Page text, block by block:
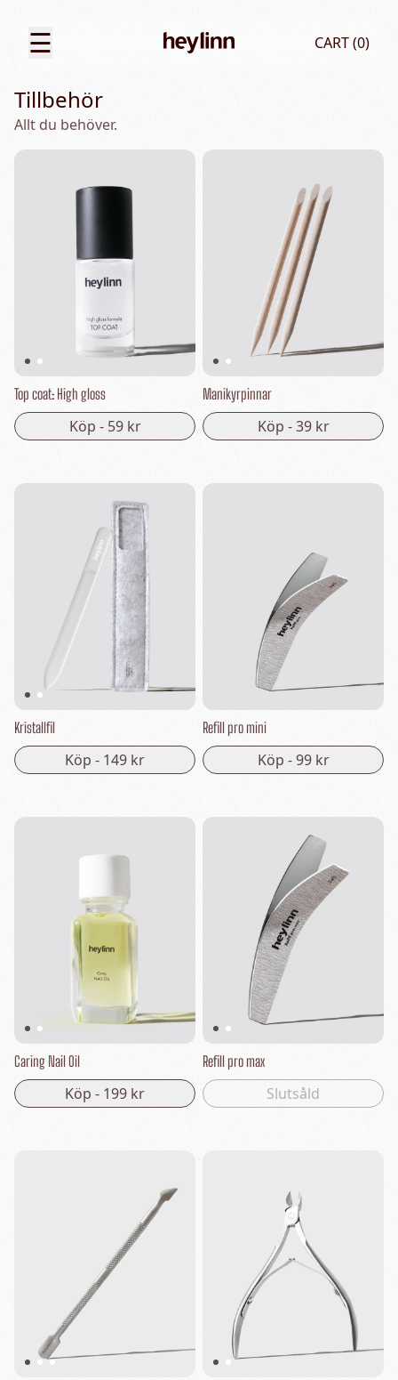
☰ CART (0)
Tillbehör
Allt du behöver.
Top coat: High gloss
Köp - 59 kr
Manikyrpinnar
Köp -39 kr
Kristallfil
Köp - 149 kr
Refill pro mini
Köp -99 kr
Caring Nail Oil
Köp - 199 kr
Refill pro max
Slutsåld